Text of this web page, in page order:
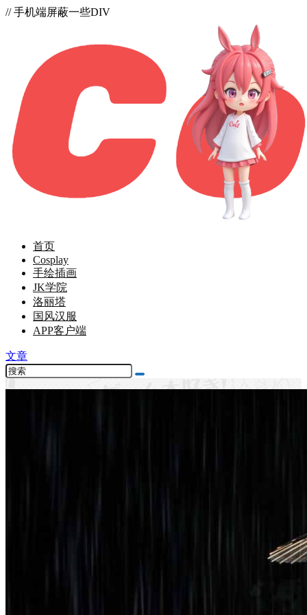
// 手机端屏蔽一些DIV
首页
Cosplay
手绘插画
JK学院
洛丽塔
国风汉服
APP客户端
文章